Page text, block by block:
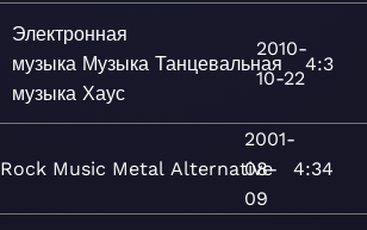
Электронная
музыка Музыка Танцевальная
музыка Хаус
2010-
10-22
4:3
Rock Music Metal Alternative
2001-
08-
09
4:34